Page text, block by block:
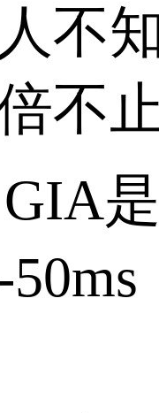
知
不
是